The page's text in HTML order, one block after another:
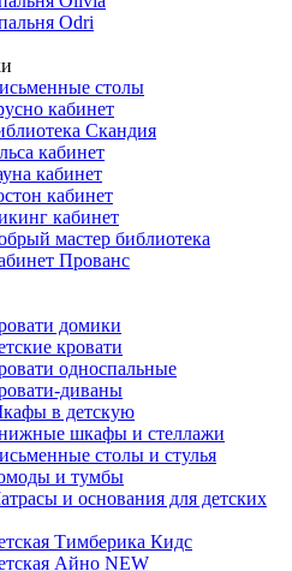
Odri
столы
кабинет
Скандия
кабинет
кабинет
кабинет
кабинет
мастер библиотека
Прованс
домики
кровати
односпальные
диваны
в детскую
шкафы и стеллажи
столы и стулья
и тумбы
и основания для детских
Тимберика Кидс
Айно NEW